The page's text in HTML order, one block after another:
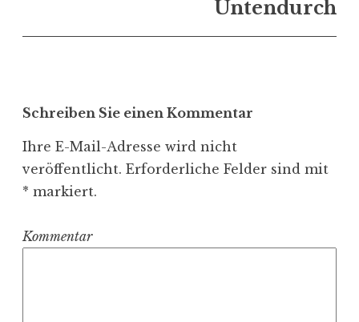
-
N
a
v
g
a
Unten­durch
Schreiben Sie einen Kommentar
Ihre E-Mail-Adresse wird nicht
veröffentlicht. Erforderliche Felder sind mit
* markiert.
Kommentar